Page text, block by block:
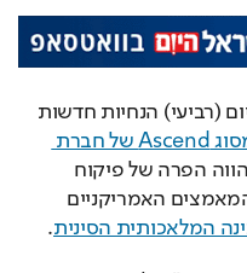
האמריקניים
המלאכותית הסינית.